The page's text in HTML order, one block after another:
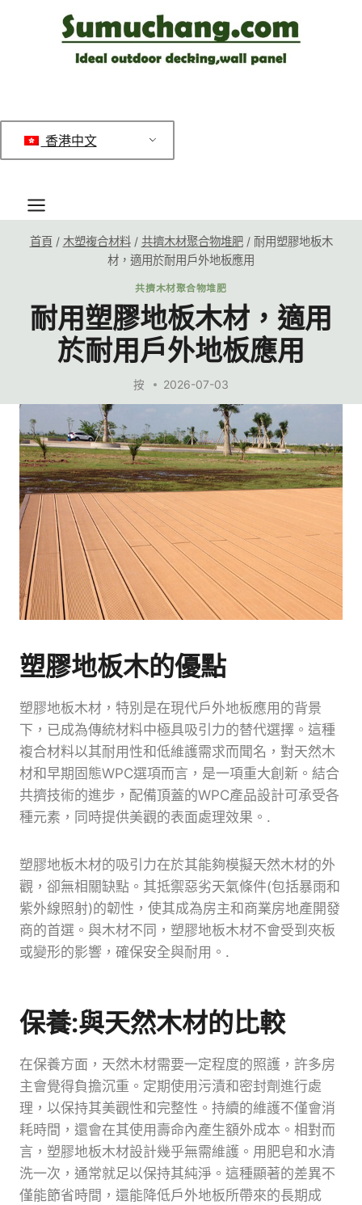
香港中文
首頁 / 木塑複合材料 / 共擠木材聚合物堆肥 / 耐用塑膠地板木
材，適用於耐用戶外地板應用
共擠木材聚合物堆肥
耐用塑膠地板木材，適用
於耐用戶外地板應用
按 2026-07-03
塑膠地板木的優點
塑膠地板木材，特別是在現代戶外地板應用的背景
下，已成為傳統材料中極具吸引力的替代選擇。這種
複合材料以其耐用性和低維護需求而聞名，對天然木
材和早期固態WPC選項而言，是一項重大創新。結合
共擠技術的進步，配備頂蓋的WPC產品設計可承受各
種元素，同時提供美觀的表面處理效果。.
塑膠地板木材的吸引力在於其能夠模擬天然木材的外
觀，卻無相關缺點。其抵禦惡劣天氣條件(包括暴雨和
紫外線照射)的韌性，使其成為房主和商業房地產開發
商的首選。與木材不同，塑膠地板木材不會受到夾板
或變形的影響，確保安全與耐用。.
保養:與天然木材的比較
在保養方面，天然木材需要一定程度的照護，許多房
主會覺得負擔沉重。定期使用污漬和密封劑進行處
理，以保持其美觀性和完整性。持續的維護不僅會消
耗時間，還會在其使用壽命內產生額外成本。相對而
言，塑膠地板木材設計幾乎無需維護。用肥皂和水清
洗一次，通常就足以保持其純淨。這種顯著的差異不
僅能節省時間，還能降低戶外地板所帶來的長期成